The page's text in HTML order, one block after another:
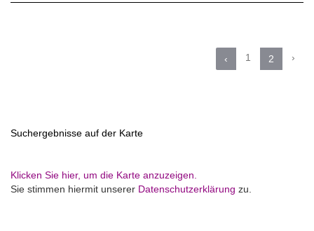
‹ 1 2 ›
Suchergebnisse auf der Karte
Klicken Sie hier, um die Karte anzuzeigen.
Sie stimmen hiermit unserer Datenschutzerklärung zu.